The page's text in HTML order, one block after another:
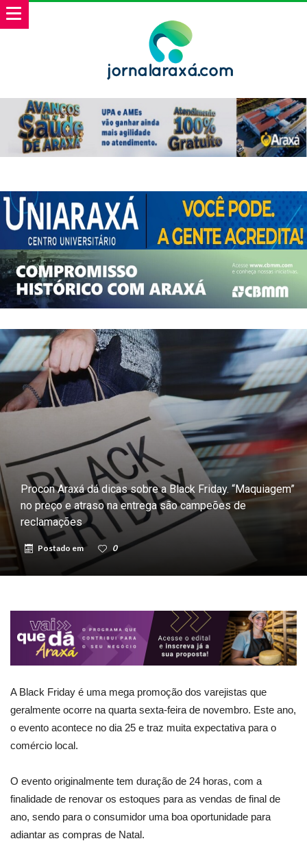
Procon Araxá dá dicas sobre a Black Friday. “Maquiagem”
no preço e atraso na entrega são campeões de
reclamações
Postado em 0
A Black Friday é uma mega promoção dos varejistas que
geralmente ocorre na quarta sexta-feira de novembro. Este ano,
o evento acontece no dia 25 e traz muita expectativa para o
comércio local.
O evento originalmente tem duração de 24 horas, com a
finalidade de renovar os estoques para as vendas de final de
ano, sendo para o consumidor uma boa oportunidade para
adiantar as compras de Natal.